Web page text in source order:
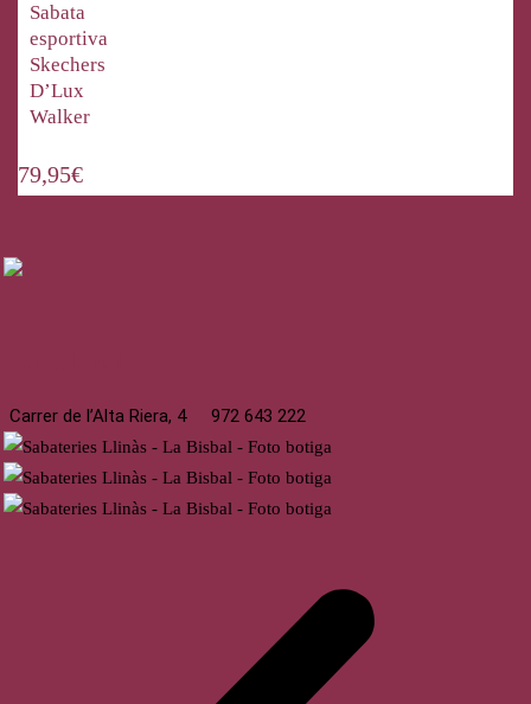
Sabata
esportiva
Skechers
D’Lux
Walker
79,95€
Carrer de l’Alta Riera, 4 972 643 222